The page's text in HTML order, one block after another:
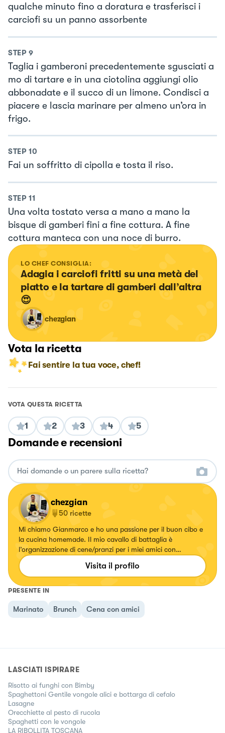
qualche minuto fino a doratura e trasferisci i
carciofi su un panno assorbente
STEP 9
Taglia i gamberoni precedentemente sgusciati a
mo di tartare e in una ciotolina aggiungi olio
abbonadate e il succo di un limone. Condisci a
piacere e lascia marinare per almeno un’ora in
frigo.
STEP 10
Fai un soffritto di cipolla e tosta il riso.
STEP 11
Una volta tostato versa a mano a mano la
bisque di gamberi fini a fine cottura. A fine
cottura manteca con una noce di burro.
LO CHEF CONSIGLIA:
Adagia i carciofi fritti su una metà del
piatto e la tartare di gamberi dall’altra
😍
chezgian
Vota la ricetta
Fai sentire la tua voce, chef!
VOTA QUESTA RICETTA
1 2 3 4 5
Domande e recensioni
chezgian
50 ricette
Mi chiamo Gianmarco e ho una passione per il buon cibo e
la cucina homemade. Il mio cavallo di battaglia è
l’organizzazione di cene/pranzi per i miei amici con
particolare attenzione a Mise en place & impiattamento.
#chezgian #cucinoio
Visita il profilo
PRESENTE IN
Marinato Brunch Cena con amici
LASCIATI ISPIRARE
Risotto ai funghi con Bimby
Spaghettoni Gentile vongole alici e bottarga di cefalo
Lasagne
Orecchiette al pesto di rucola
Spaghetti con le vongole
LA RIBOLLITA TOSCANA